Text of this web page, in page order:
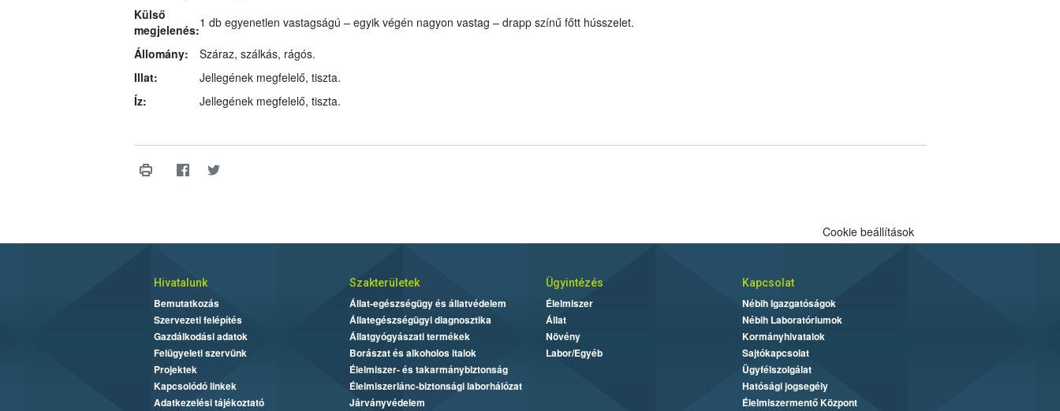
Külső
megjelenés:1 db egyenetlen vastagságú – egyik végén nagyon vastag – drapp színű főtt hússzelet.
Állomány:
Száraz, szálkás, rágós.
Illat:
Jellegének megfelelő, tiszta.
Íz:
Jellegének megfelelő, tiszta.
Cookie beállítások
Hivatalunk
Bemutatkozás
Szervezeti felépítés
Gazdálkodási adatok
Felügyeleti szervünk
Projektek
Kapcsolódó linkek
Adatkezelési tájékoztató
Szakterületek
Állat-egészségügy és állatvédelem
Állategészségügyi diagnosztika
Állatgyógyászati termékek
Borászat és alkoholos italok
Élelmiszer- és takarmánybiztonság
Élelmiszerlánc-biztonsági laborhálózat
Járványvédelem
Ügyintézés
Élelmiszer
Állat
Növény
Labor/Egyéb
Kapcsolat
Nébih Igazgatóságok
Nébih Laboratóriumok
Kormányhivatalok
Sajtókapcsolat
Ügyfélszolgálat
Hatósági jogsegély
Élelmiszermentő Központ